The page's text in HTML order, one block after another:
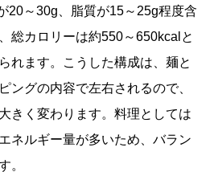
20～30g、脂質が15～25g程度含
総カロリーは約550～650kcalと
れます。こうした構成は、麺と
ングの内容で左右されるので、
きく変わります。料理としては
ネルギー量が多いため、バラン
。